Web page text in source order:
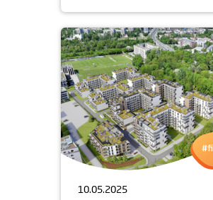
10.05.2025